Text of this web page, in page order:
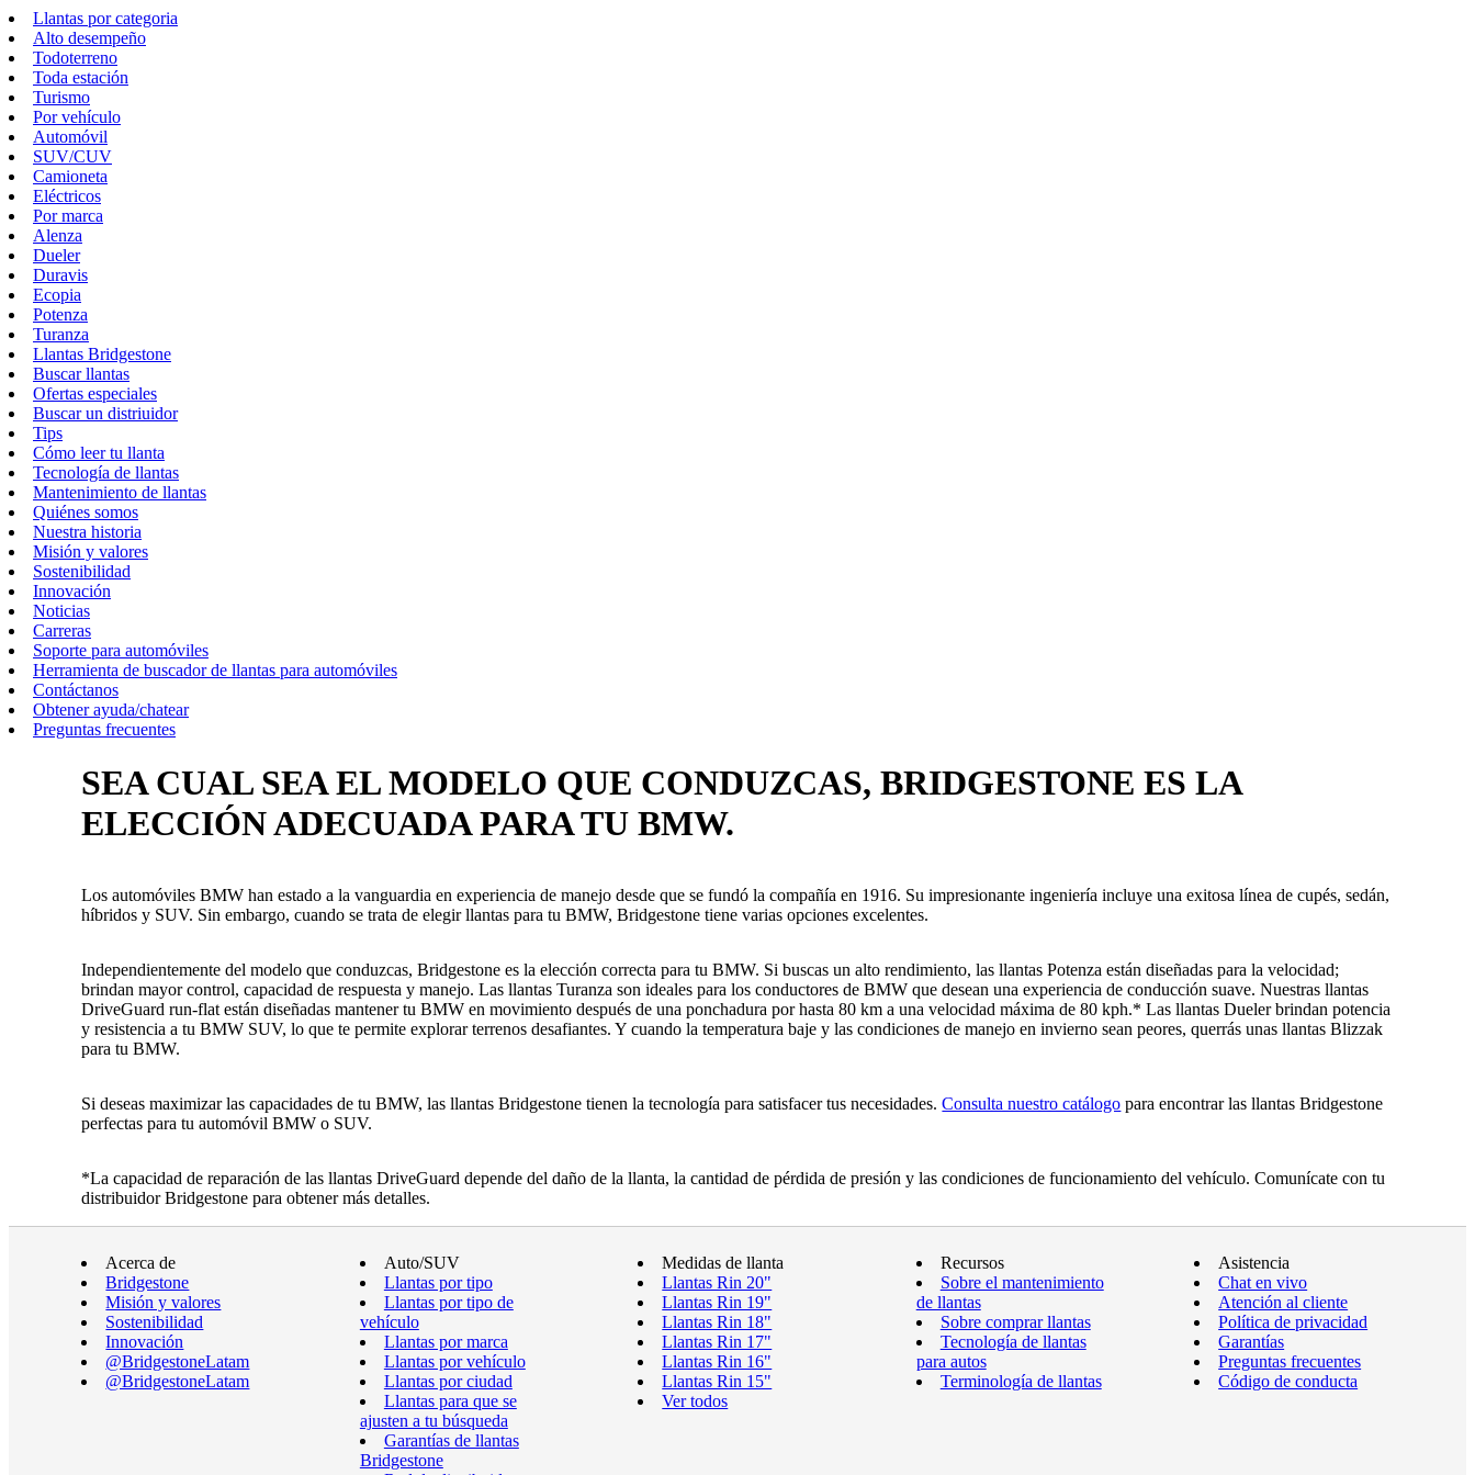
Llantas por categoria
Alto desempeño
Todoterreno
Toda estación
Turismo
Por vehículo
Automóvil
SUV/CUV
Camioneta
Eléctricos
Por marca
Alenza
Dueler
Duravis
Ecopia
Potenza
Turanza
Llantas Bridgestone
Buscar llantas
Ofertas especiales
Buscar un distriuidor
Tips
Cómo leer tu llanta
Tecnología de llantas
Mantenimiento de llantas
Quiénes somos
Nuestra historia
Misión y valores
Sostenibilidad
Innovación
Noticias
Carreras
Soporte para automóviles
Herramienta de buscador de llantas para automóviles
Contáctanos
Obtener ayuda/chatear
Preguntas frecuentes
SEA CUAL SEA EL MODELO QUE CONDUZCAS, BRIDGESTONE ES LA
ELECCIÓN ADECUADA PARA TU BMW.
Los automóviles BMW han estado a la vanguardia en experiencia de manejo desde que se fundó la compañía en 1916. Su impresionante ingeniería incluye una exitosa línea de cupés, sedán,
híbridos y SUV. Sin embargo, cuando se trata de elegir llantas para tu BMW, Bridgestone tiene varias opciones excelentes.
Independientemente del modelo que conduzcas, Bridgestone es la elección correcta para tu BMW. Si buscas un alto rendimiento, las llantas Potenza están diseñadas para la velocidad;
brindan mayor control, capacidad de respuesta y manejo. Las llantas Turanza son ideales para los conductores de BMW que desean una experiencia de conducción suave. Nuestras llantas
DriveGuard run-flat están diseñadas mantener tu BMW en movimiento después de una ponchadura por hasta 80 km a una velocidad máxima de 80 kph.* Las llantas Dueler brindan potencia
y resistencia a tu BMW SUV, lo que te permite explorar terrenos desafiantes. Y cuando la temperatura baje y las condiciones de manejo en invierno sean peores, querrás unas llantas Blizzak
para tu BMW.
Si deseas maximizar las capacidades de tu BMW, las llantas Bridgestone tienen la tecnología para satisfacer tus necesidades.Consulta nuestro catálogo para encontrar las llantas Bridgestone
perfectas para tu automóvil BMW o SUV.
*La capacidad de reparación de las llantas DriveGuard depende del daño de la llanta, la cantidad de pérdida de presión y las condiciones de funcionamiento del vehículo. Comunícate con tu
distribuidor Bridgestone para obtener más detalles.
Acerca de
Bridgestone
Misión y valores
Sostenibilidad
Innovación
@BridgestoneLatam
@BridgestoneLatam
Auto/SUV
Llantas por tipo
Llantas por tipo de
vehículo
Llantas por marca
Llantas por vehículo
Llantas por ciudad
Llantas para que se
ajusten a tu búsqueda
Garantías de llantas
Bridgestone
Medidas de llanta
Llantas Rin 20"
Llantas Rin 19"
Llantas Rin 18"
Llantas Rin 17"
Llantas Rin 16"
Llantas Rin 15"
Ver todos
Recursos
Sobre el mantenimiento
de llantas
Sobre comprar llantas
Tecnología de llantas
para autos
Terminología de llantas
Asistencia
Chat en vivo
Atención al cliente
Política de privacidad
Garantías
Preguntas frecuentes
Código de conducta